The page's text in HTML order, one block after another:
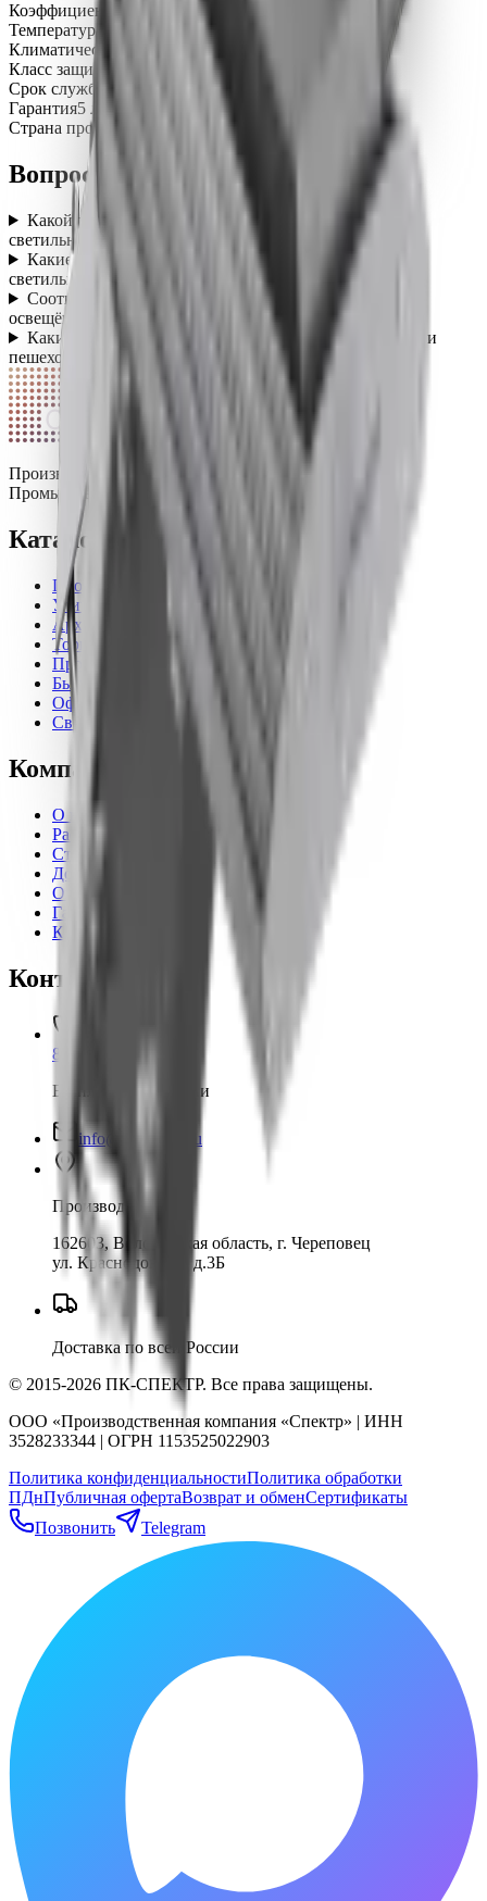
Коэффициент мощности (Pf)
Температура эксплуатации-45…+50 °C
Климатическое исполнение
Класс защиты от поражения током
Срок службы
Гарантия5 лет
Страна производства
Вопросы о категории
Какой температурный диапазон работы уличных
светильников?
Какие типы крепления доступны для уличных
светильников?
Соответствуют ли уличные светильники нормам
освещённости дорог?
Какие нормы освещённости действуют для парковок и
пешеходных зон?
СПЕКТР
Производство светодиодных светильников в России.
Промышленное, уличное и офисное освещение.
Каталог
Промышленные светильники
Уличные светильники
Архитектурные светильники
Торговое освещение
Прожекторное освещение
Бытовые светильники
Офисные светильники
Светильники для ферм и растений
Компания
О компании
Рассчитать проект
Статьи
Доставка
Оплата
Гарантия
Контакты
Контакты
8 800 550-80-35
Бесплатно по России
info@pk-spectr.ru
Производство
162603, Вологодская область, г. Череповец
ул. Краснодонцев, д.3Б
Доставка по всей России
© 2015-2026 ПК-СПЕКТР. Все права защищены.
ООО «Производственная компания «Спектр» | ИНН
3528233344 | ОГРН 1153525022903
Политика конфиденциальностиПолитика обработки
ПДнПубличная офертаВозврат и обменСертификаты
Позвонить
Telegram